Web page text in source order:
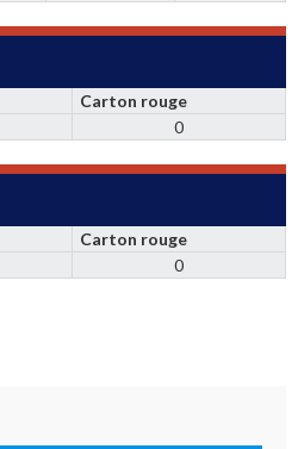
Carton rouge
0
Carton rouge
0